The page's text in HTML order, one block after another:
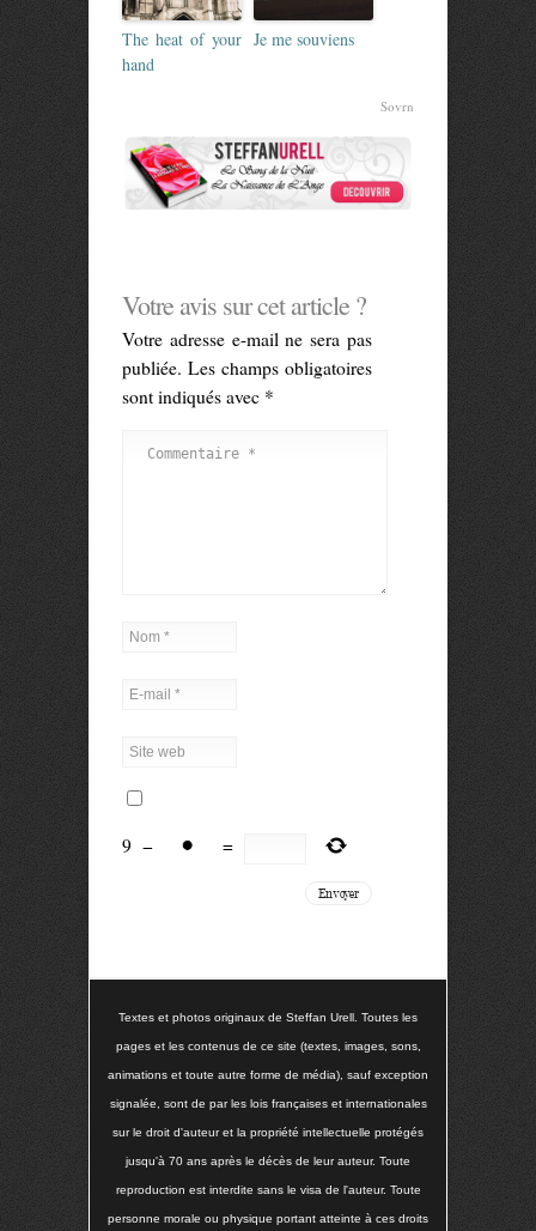
The heat of your
hand
Je me souviens
Sovrn
Votre avis sur cet article ?
Votre adresse e-mail ne sera pas
publiée. Les champs obligatoires
sont indiqués avec *
9 − =
Textes et photos originaux de Steffan Urell. Toutes les
pages et les contenus de ce site (textes, images, sons,
animations et toute autre forme de média), sauf exception
signalée, sont de par les lois françaises et internationales
sur le droit d'auteur et la propriété intellectuelle protégés
jusqu'à 70 ans après le décès de leur auteur. Toute
reproduction est interdite sans le visa de l'auteur. Toute
personne morale ou physique portant atteinte à ces droits